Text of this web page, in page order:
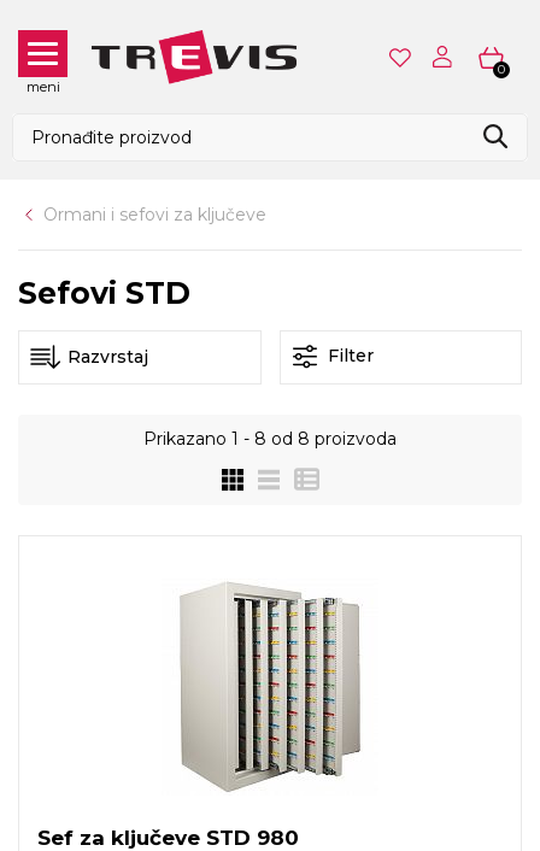
meni
0
Ormani i sefovi za ključeve
Sefovi STD
Filter
Prikazano 1 - 8 od 8 proizvoda
Sef za ključeve STD 980